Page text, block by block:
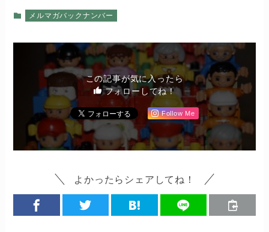
メルマガバックナンバー
この記事が気に入ったら
フォローしてね！
Follow Me
よかったらシェアしてね！